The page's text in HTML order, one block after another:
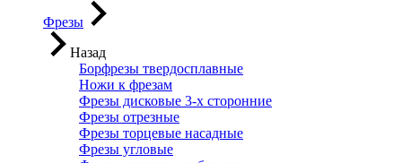
Фрезы
Назад
Борфрезы твердосплавные
Ножи к фрезам
Фрезы дисковые 3-х сторонние
Фрезы отрезные
Фрезы торцевые насадные
Фрезы угловые